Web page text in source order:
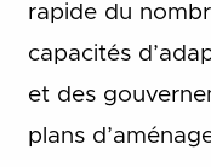
rapide du
capacités
et des
plans